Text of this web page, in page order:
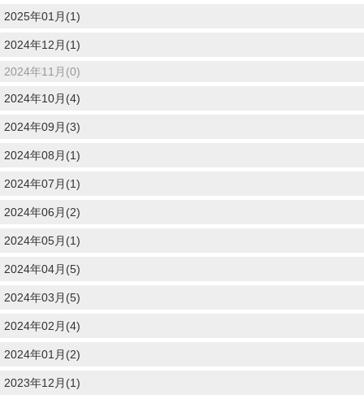
2025年01月(1)
2024年12月(1)
2024年11月(0)
2024年10月(4)
2024年09月(3)
2024年08月(1)
2024年07月(1)
2024年06月(2)
2024年05月(1)
2024年04月(5)
2024年03月(5)
2024年02月(4)
2024年01月(2)
2023年12月(1)